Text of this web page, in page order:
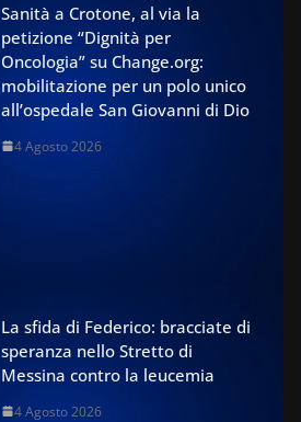
Sanità a Crotone, al via la
petizione “Dignità per
Oncologia” su Change.org:
mobilitazione per un polo unico
all’ospedale San Giovanni di Dio
4 Agosto 2026
La sfida di Federico: bracciate di
speranza nello Stretto di
Messina contro la leucemia
4 Agosto 2026